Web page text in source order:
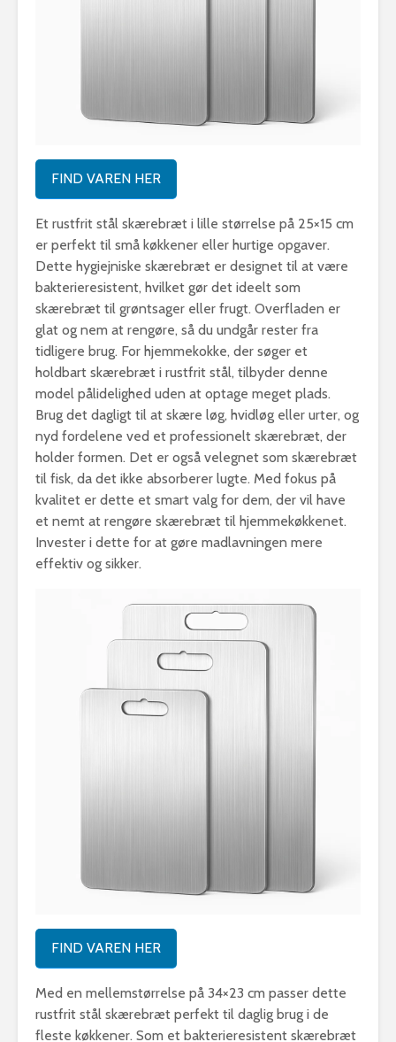
FIND VAREN HER
Et rustfrit stål skærebræt i lille størrelse på 25×15 cm
er perfekt til små køkkener eller hurtige opgaver.
Dette hygiejniske skærebræt er designet til at være
bakterieresistent, hvilket gør det ideelt som
skærebræt til grøntsager eller frugt. Overfladen er
glat og nem at rengøre, så du undgår rester fra
tidligere brug. For hjemmekokke, der søger et
holdbart skærebræt i rustfrit stål, tilbyder denne
model pålidelighed uden at optage meget plads.
Brug det dagligt til at skære løg, hvidløg eller urter, og
nyd fordelene ved et professionelt skærebræt, der
holder formen. Det er også velegnet som skærebræt
til fisk, da det ikke absorberer lugte. Med fokus på
kvalitet er dette et smart valg for dem, der vil have
et nemt at rengøre skærebræt til hjemmekøkkenet.
Invester i dette for at gøre madlavningen mere
effektiv og sikker.
FIND VAREN HER
Med en mellemstørrelse på 34×23 cm passer dette
rustfrit stål skærebræt perfekt til daglig brug i de
fleste køkkener. Som et bakterieresistent skærebræt